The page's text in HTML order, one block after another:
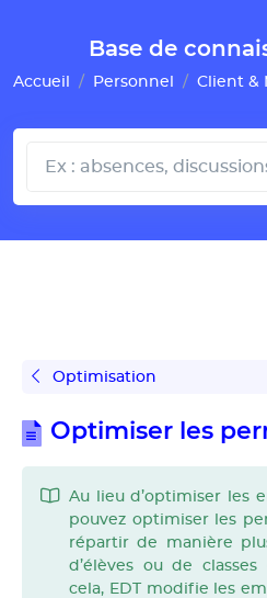
Base de
Accueil Personnel Client &
Optimisation
Optimiser les
Au lieu d’optimiser les
pouvez optimiser les
répartir de manière
d’élèves ou de
cela, EDT modifie les